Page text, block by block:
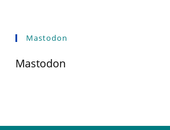
Mastodon
Mastodon